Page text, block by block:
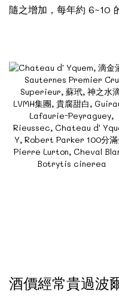
隨之增加，每年約 6~10
酒價經常貴過波